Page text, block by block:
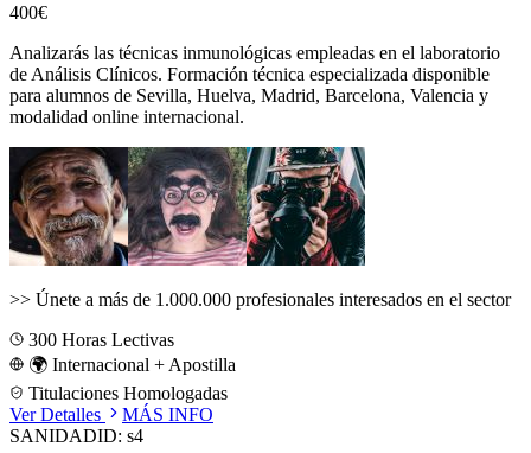
400€
Analizarás las técnicas inmunológicas empleadas en el laboratorio
de Análisis Clínicos. Formación técnica especializada disponible
para alumnos de Sevilla, Huelva, Madrid, Barcelona, Valencia y
modalidad online internacional.
>> Únete a más de 1.000.000 profesionales interesados en el sector
300 Horas Lectivas
🌍 Internacional + Apostilla
Titulaciones Homologadas
Ver Detalles
MÁS INFO
SANIDADID: s4